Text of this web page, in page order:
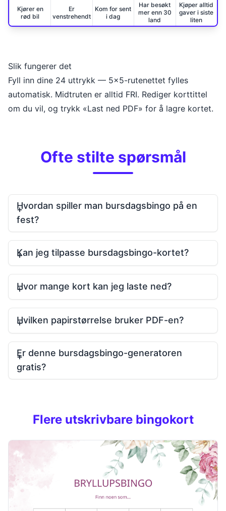
Kjører en
rød bil
Er
venstrehendt
Kom for sent
i dag
Har besøkt
mer enn 30
land
Kjøper alltid
gaver i siste
liten
Slik fungerer det
Fyll inn dine 24 uttrykk — 5x5-rutenettet fylles
automatisk. Midtruten er alltid FRI. Rediger korttittel
om du vil, og trykk «Last ned PDF» for å lagre kortet.
Ofte stilte spørsmål
Hvordan spiller man bursdagsbingo på en
fest?
Kan jeg tilpasse bursdagsbingo-kortet?
Hvor mange kort kan jeg laste ned?
Hvilken papirstørrelse bruker PDF-en?
Er denne bursdagsbingo-generatoren
gratis?
Flere utskrivbare bingokort